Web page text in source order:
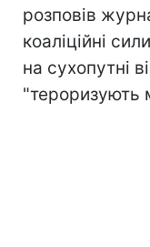
розповів
коаліційні
на сухопутні
"тероризують